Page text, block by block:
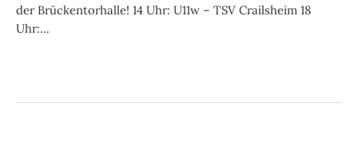
der Brückentorhalle! 14 Uhr: U11w – TSV Crailsheim 18
Uhr:...